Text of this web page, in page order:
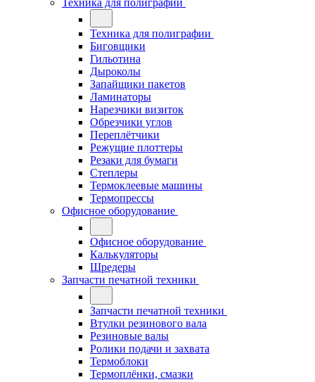
Техника для полиграфии
Техника для полиграфии
Биговщики
Гильотина
Дыроколы
Запайщики пакетов
Ламинаторы
Нарезчики визиток
Обрезчики углов
Переплётчики
Режущие плоттеры
Резаки для бумаги
Степлеры
Термоклеевые машины
Термопрессы
Офисное оборудование
Офисное оборудование
Калькуляторы
Шредеры
Запчасти печатной техники
Запчасти печатной техники
Втулки резинового вала
Резиновые валы
Ролики подачи и захвата
Термоблоки
Термоплёнки, смазки